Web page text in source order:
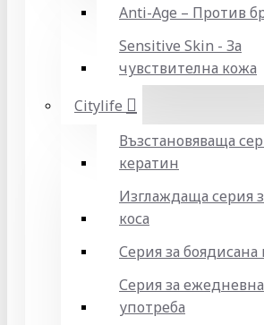
Anti-Age – Против
Sensitive Skin - За
чувствителна кожа
Citylife
Възстановяваща
кератин
Изглаждаща серия
коса
Серия за боядисана
Серия за ежедневна
употреба